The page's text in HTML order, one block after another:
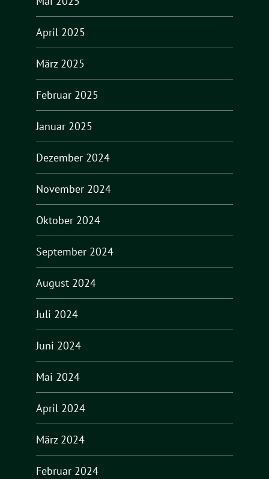
April 2025
März 2025
Februar 2025
Januar 2025
Dezember 2024
November 2024
Oktober 2024
September 2024
August 2024
Juli 2024
Juni 2024
Mai 2024
April 2024
März 2024
Februar 2024